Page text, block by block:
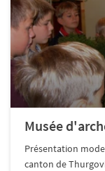
Musée
Présentation
canton de